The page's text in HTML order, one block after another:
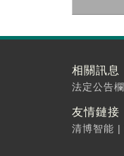
相關訊息
法定公告欄
友情鏈接
清博智能 |